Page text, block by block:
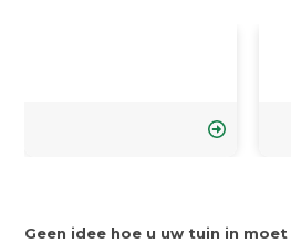
Geen idee hoe u uw tuin in moet